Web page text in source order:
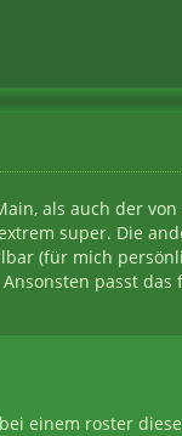
als auch der
super. Die
(für mich
passt das
einem roster